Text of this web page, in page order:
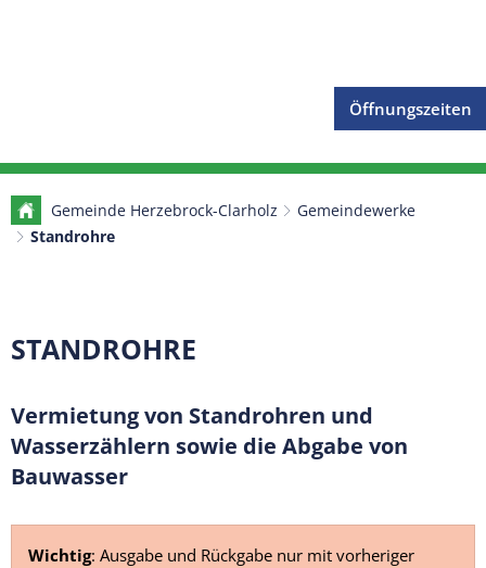
Öffnungszeiten
Gemeinde Herzebrock-Clarholz
Gemeindewerke
Standrohre
Standrohre
STANDROHRE
Vermietung von Standrohren und
Wasserzählern sowie die Abgabe von
Bauwasser
Wichtig: Ausgabe und Rückgabe nur mit vorheriger